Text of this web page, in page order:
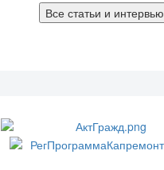
Все статьи и интервью